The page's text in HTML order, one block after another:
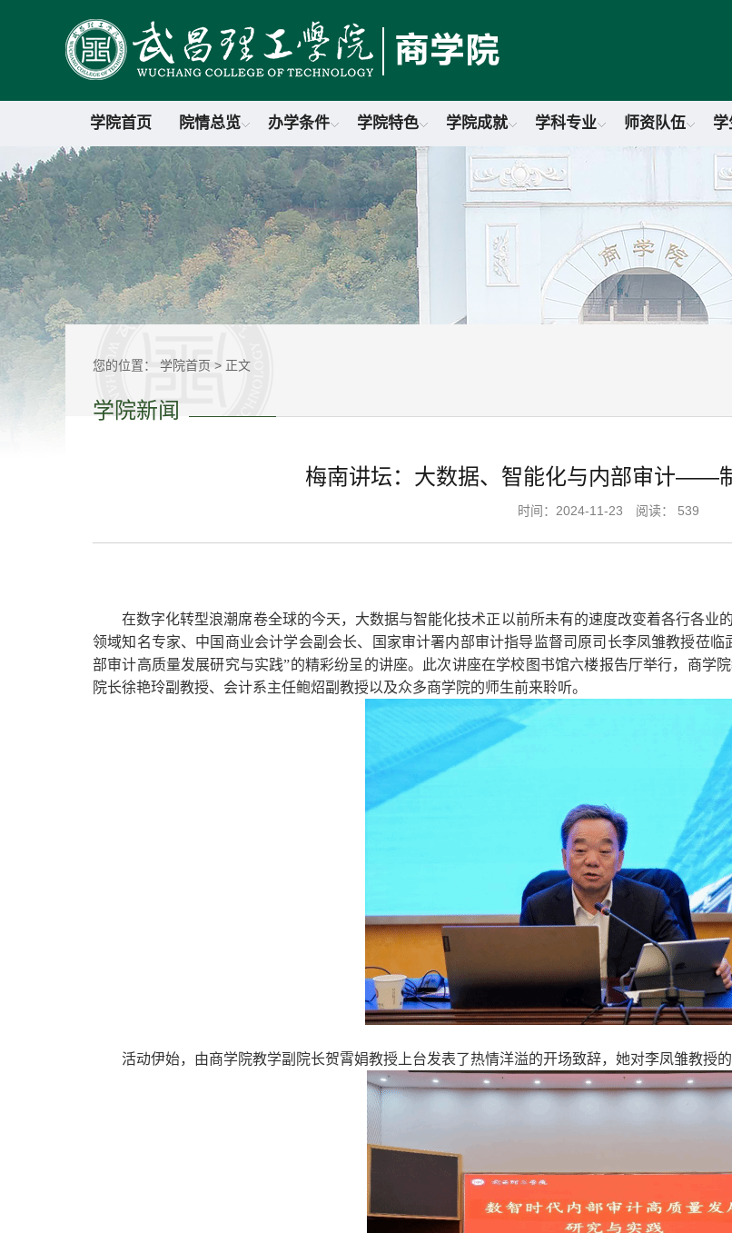
学院首页 院情总览 办学条件 学院特色 学院成就 学科专业 师资队伍 学
您的位置： 学院首页 > 正文
学院新闻
梅南讲坛：大数据、智能化与内部审计——
时间：2024-11-23 阅读： 539
在数字化转型浪潮席卷全球的今天，大数据与智能化技术正以前所未有的速度改变着各行各业
领域知名专家、中国商业会计学会副会长、国家审计署内部审计指导监督司原司长李凤雏教授莅
部审计高质量发展研究与实践”的精彩纷呈的讲座。此次讲座在学校图书馆六楼报告厅举行，商学
院长徐艳玲副教授、会计系主任鲍炤副教授以及众多商学院的师生前来聆听。
活动伊始，由商学院教学副院长贺霄娟教授上台发表了热情洋溢的开场致辞，她对李凤雏教授